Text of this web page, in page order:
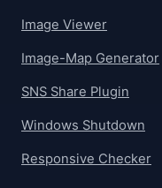
Image Viewer
Image-Map Generator
SNS Share Plugin
Windows Shutdown
Responsive Checker